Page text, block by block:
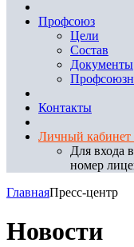
Профсоюз
Цели
Состав
Документы
Контакты
Личный кабинет
Для входа
номер
ГлавнаяПресс-центр
Новости